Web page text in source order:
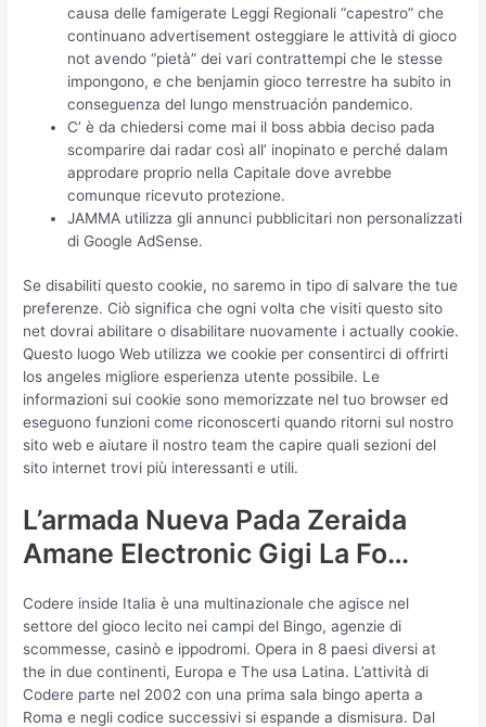
causa delle famigerate Leggi Regionali “capestro” che
continuano advertisement osteggiare le attività di gioco
not avendo “pietà” dei vari contrattempi che le stesse
impongono, e che benjamin gioco terrestre ha subito in
conseguenza del lungo menstruación pandemico.
C’ è da chiedersi come mai il boss abbia deciso pada
scomparire dai radar così all’ inopinato e perché dalam
approdare proprio nella Capitale dove avrebbe
comunque ricevuto protezione.
JAMMA utilizza gli annunci pubblicitari non personalizzati
di Google AdSense.
Se disabiliti questo cookie, no saremo in tipo di salvare the tue
preferenze. Ciò significa che ogni volta che visiti questo sito
net dovrai abilitare o disabilitare nuovamente i actually cookie.
Questo luogo Web utilizza we cookie per consentirci di offrirti
los angeles migliore esperienza utente possibile. Le
informazioni sui cookie sono memorizzate nel tuo browser ed
eseguono funzioni come riconoscerti quando ritorni sul nostro
sito web e aiutare il nostro team the capire quali sezioni del
sito internet trovi più interessanti e utili.
L’armada Nueva Pada Zeraida
Amane Electronic Gigi La Fo…
Codere inside Italia è una multinazionale che agisce nel
settore del gioco lecito nei campi del Bingo, agenzie di
scommesse, casinò e ippodromi. Opera in 8 paesi diversi at
the in due continenti, Europa e The usa Latina. L’attività di
Codere parte nel 2002 con una prima sala bingo aperta a
Roma e negli codice successivi si espande a dismisura. Dal